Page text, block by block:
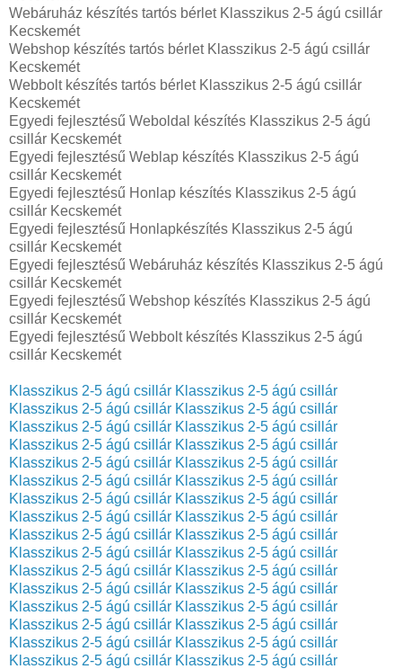
Webáruház készítés tartós bérlet Klasszikus 2-5 ágú csillár
Kecskemét
Webshop készítés tartós bérlet Klasszikus 2-5 ágú csillár
Kecskemét
Webbolt készítés tartós bérlet Klasszikus 2-5 ágú csillár
Kecskemét
Egyedi fejlesztésű Weboldal készítés Klasszikus 2-5 ágú
csillár Kecskemét
Egyedi fejlesztésű Weblap készítés Klasszikus 2-5 ágú
csillár Kecskemét
Egyedi fejlesztésű Honlap készítés Klasszikus 2-5 ágú
csillár Kecskemét
Egyedi fejlesztésű Honlapkészítés Klasszikus 2-5 ágú
csillár Kecskemét
Egyedi fejlesztésű Webáruház készítés Klasszikus 2-5 ágú
csillár Kecskemét
Egyedi fejlesztésű Webshop készítés Klasszikus 2-5 ágú
csillár Kecskemét
Egyedi fejlesztésű Webbolt készítés Klasszikus 2-5 ágú
csillár Kecskemét
Klasszikus 2-5 ágú csillár Klasszikus 2-5 ágú csillár
Klasszikus 2-5 ágú csillár Klasszikus 2-5 ágú csillár
Klasszikus 2-5 ágú csillár Klasszikus 2-5 ágú csillár
Klasszikus 2-5 ágú csillár Klasszikus 2-5 ágú csillár
Klasszikus 2-5 ágú csillár Klasszikus 2-5 ágú csillár
Klasszikus 2-5 ágú csillár Klasszikus 2-5 ágú csillár
Klasszikus 2-5 ágú csillár Klasszikus 2-5 ágú csillár
Klasszikus 2-5 ágú csillár Klasszikus 2-5 ágú csillár
Klasszikus 2-5 ágú csillár Klasszikus 2-5 ágú csillár
Klasszikus 2-5 ágú csillár Klasszikus 2-5 ágú csillár
Klasszikus 2-5 ágú csillár Klasszikus 2-5 ágú csillár
Klasszikus 2-5 ágú csillár Klasszikus 2-5 ágú csillár
Klasszikus 2-5 ágú csillár Klasszikus 2-5 ágú csillár
Klasszikus 2-5 ágú csillár Klasszikus 2-5 ágú csillár
Klasszikus 2-5 ágú csillár Klasszikus 2-5 ágú csillár
Klasszikus 2-5 ágú csillár Klasszikus 2-5 ágú csillár